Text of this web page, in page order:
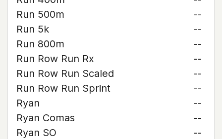
Run 500m
--
Run 5k
--
Run 800m
--
Run Row Run Rx
--
Run Row Run Scaled
--
Run Row Run Sprint
--
Ryan
--
Ryan Comas
--
Ryan SO
--